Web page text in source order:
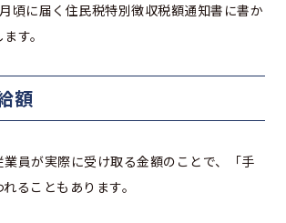
頃に届く住民税特別徴収税額通知書に書か
す。
額
員が実際に受け取る金額のことで、「手
ることもあります。